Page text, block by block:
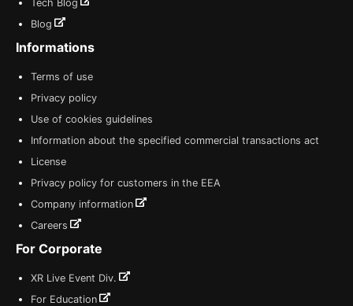
Tech Blog
Blog
Informations
Terms of use
Privacy policy
Use of cookies guidelines
Information about the specified commercial transactions act
License
Privacy policy for customers in the EEA
Company information
Careers
For Corporate
XR Live Event Div.
For Education